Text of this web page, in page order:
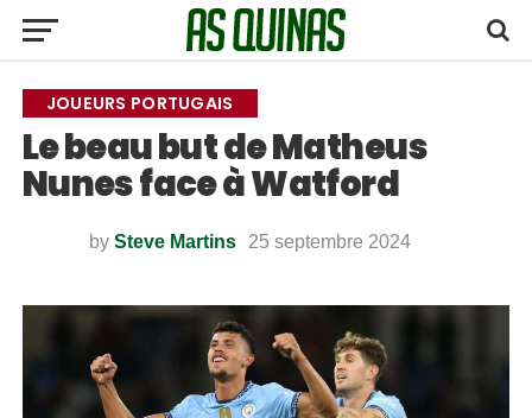
JOUEURS PORTUGAIS
Le beau but de Matheus
Nunes face à Watford
by Steve Martins 25 septembre 2024